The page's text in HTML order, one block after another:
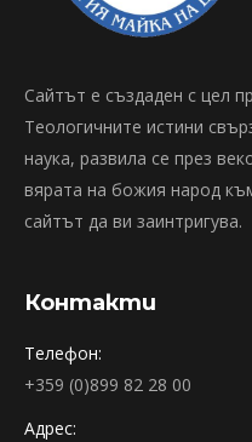
Сайтът е създаден с цел
Теологичните истини
наука, развила се през
вярата на божия народ
сайтът да ви заинтригува.
Контакти
Телефон:
+359 (0)899 82 28 00
Адрес: